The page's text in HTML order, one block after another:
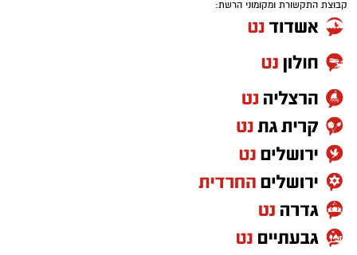
קבוצת התקשורת ומקומוני הרשת: